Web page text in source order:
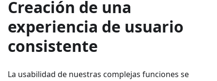
Creación de una
experiencia de usuario
consistente
La usabilidad de nuestras complejas funciones se